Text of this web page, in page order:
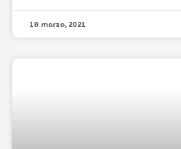
18 marzo, 2021